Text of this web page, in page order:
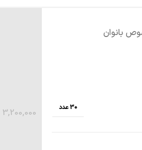
بانوان
30 عدد 3,200,000